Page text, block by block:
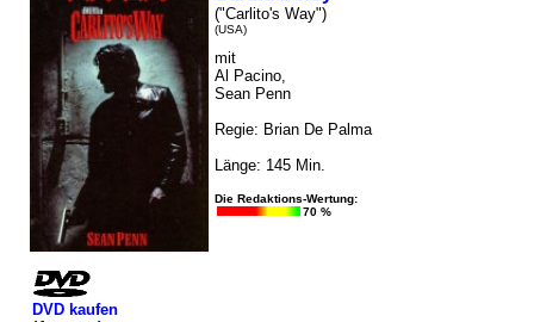
("Carlito's Way")
(USA)
mit
Al Pacino,
Sean Penn
Regie: Brian De Palma
Länge: 145 Min.
Die Redaktions-Wertung:
70 %
DVD kaufen